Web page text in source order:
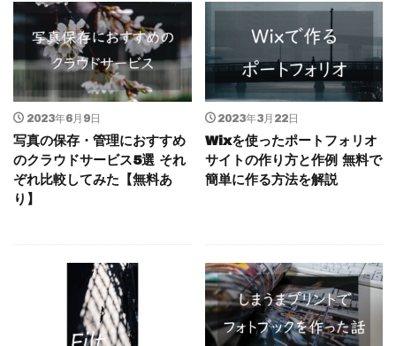
2023年6月9日
写真の保存・管理におすすめ
のクラウドサービス5選 それ
ぞれ比較してみた【無料あ
り】
2023年3月22日
Wixを使ったポートフォリオ
サイトの作り方と作例 無料で
簡単に作る方法を解説